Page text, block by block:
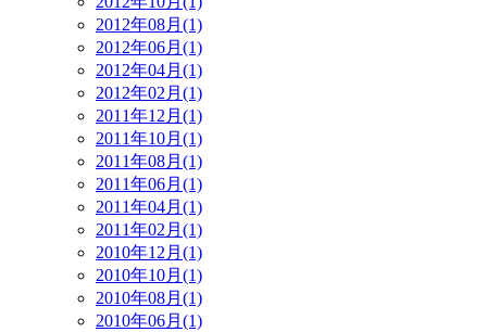
2012年08月(1)
2012年06月(1)
2012年04月(1)
2012年02月(1)
2011年12月(1)
2011年10月(1)
2011年08月(1)
2011年06月(1)
2011年04月(1)
2011年02月(1)
2010年12月(1)
2010年10月(1)
2010年08月(1)
2010年06月(1)